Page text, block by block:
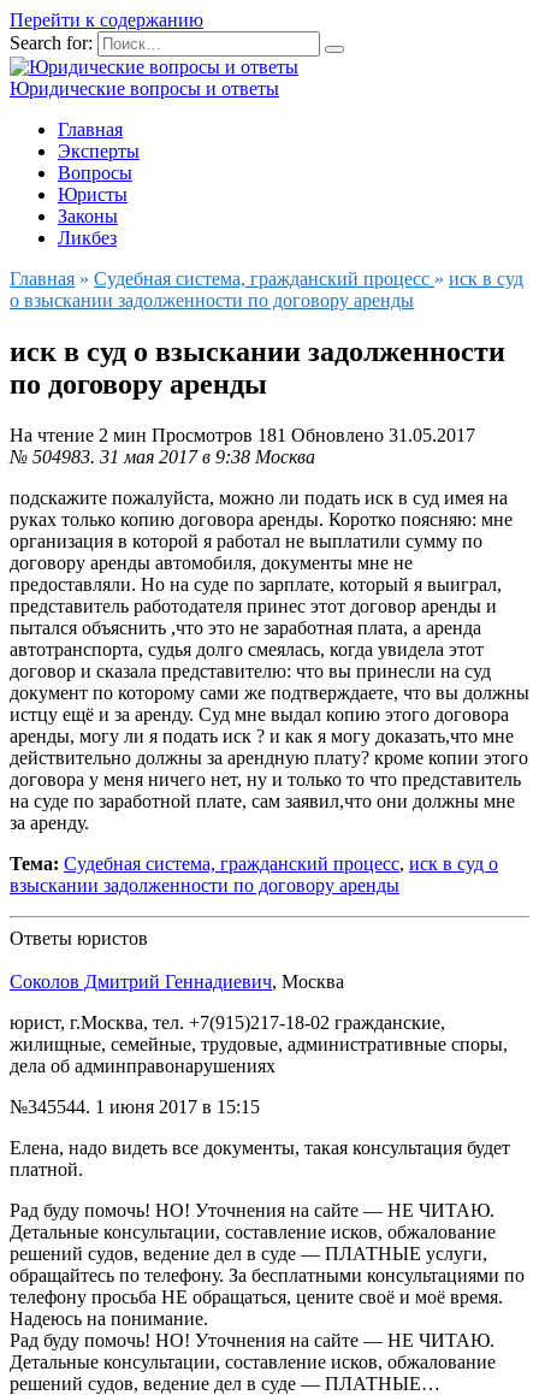
Перейти к содержанию
Search for:
Юридические вопросы и ответы
Главная
Эксперты
Вопросы
Юристы
Законы
Ликбез
Главная » Судебная система, гражданский процесс » иск в суд
о взыскании задолженности по договору аренды
иск в суд о взыскании задолженности
по договору аренды
На чтение 2 мин Просмотров 181 Обновлено 31.05.2017
№ 504983. 31 мая 2017 в 9:38 Москва
подскажите пожалуйста, можно ли подать иск в суд имея на
руках только копию договора аренды. Коротко поясняю: мне
организация в которой я работал не выплатили сумму по
договору аренды автомобиля, документы мне не
предоставляли. Но на суде по зарплате, который я выиграл,
представитель работодателя принес этот договор аренды и
пытался объяснить ,что это не заработная плата, а аренда
автотранспорта, судья долго смеялась, когда увидела этот
договор и сказала представителю: что вы принесли на суд
документ по которому сами же подтверждаете, что вы должны
истцу ещё и за аренду. Суд мне выдал копию этого договора
аренды, могу ли я подать иск ? и как я могу доказать,что мне
действительно должны за арендную плату? кроме копии этого
договора у меня ничего нет, ну и только то что представитель
на суде по заработной плате, сам заявил,что они должны мне
за аренду.
Тема: Судебная система, гражданский процесс, иск в суд о
взыскании задолженности по договору аренды
Ответы юристов
Соколов Дмитрий Геннадиевич, Москва
юрист, г.Москва, тел. +7(915)217-18-02 гражданские,
жилищные, семейные, трудовые, административные споры,
дела об админправонарушениях
№345544. 1 июня 2017 в 15:15
Елена, надо видеть все документы, такая консультация будет
платной.
Рад буду помочь! НО! Уточнения на сайте — НЕ ЧИТАЮ.
Детальные консультации, составление исков, обжалование
решений судов, ведение дел в суде — ПЛАТНЫЕ услуги,
обращайтесь по телефону. За бесплатными консультациями по
телефону просьба НЕ обращаться, цените своё и моё время.
Надеюсь на понимание.
Рад буду помочь! НО! Уточнения на сайте — НЕ ЧИТАЮ.
Детальные консультации, составление исков, обжалование
решений судов, ведение дел в суде — ПЛАТНЫЕ…